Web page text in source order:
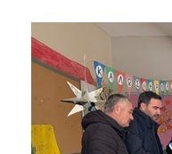
2012
2010
2006